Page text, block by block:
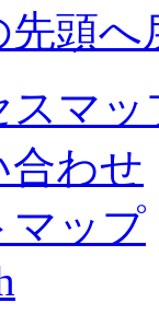
頭へ
スマッ
合わせ
マップ